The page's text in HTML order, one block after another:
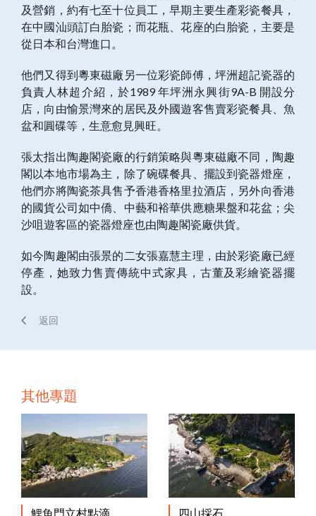
及營銷，約有七至十位員工，早期主要生產彩瓷餐具，
在中國汕頭訂白胎瓷；而花瓶、花座的白胎瓷，主要是
從日本和台灣進口。
他們又得到粵東磁廠另一位彩瓷師傅，坪洲超記瓷器的
負責人林超介紹，於1989年坪洲永興街9A-B 開設分
店，向由愉景灣來的居民及外國遊客售賣彩瓷餐具、魚
盆和圓碟等，生意愈見興旺。
張太指出陶趣閣瓷廠的行銷策略與粵東磁廠不同，陶趣
閣以本地市場為主，除了碗碟餐具、擺設到瓷器燈座，
他們亦將陶瓷茶具售予香港香格里拉酒店，另外向香港
的國貨公司如中僑、中藝和裕華供應糖果盤和花盆；尖
沙咀遊客區的瓷器燈座也由陶趣閣瓷廠供貨。
如今陶趣閣由張景的二女張嘉慧主理，由於彩瓷廠已經
停產，她致力售賣傳統中式家具，古董及彩繪瓷器擺
設。
返回
其他專題
鯉魚門立村點滴 四山採石